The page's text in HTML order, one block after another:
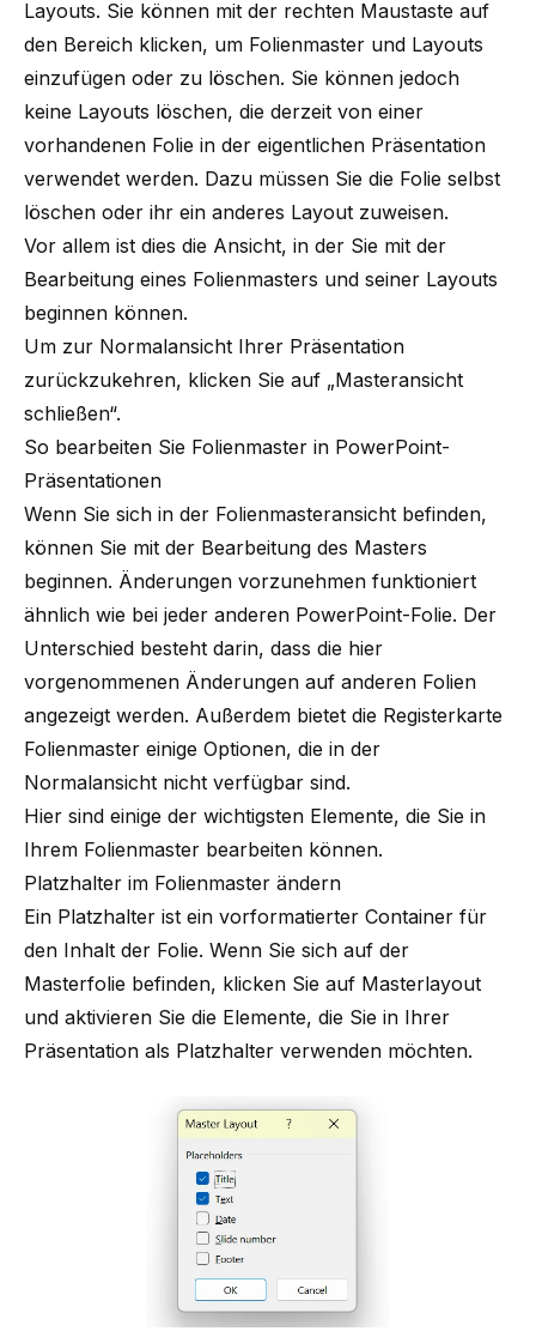
Layouts. Sie können mit der rechten Maustaste auf
den Bereich klicken, um Folienmaster und Layouts
einzufügen oder zu löschen. Sie können jedoch
keine Layouts löschen, die derzeit von einer
vorhandenen Folie in der eigentlichen Präsentation
verwendet werden. Dazu müssen Sie die Folie selbst
löschen oder ihr ein anderes Layout zuweisen.
Vor allem ist dies die Ansicht, in der Sie mit der
Bearbeitung eines Folienmasters und seiner Layouts
beginnen können.
Um zur Normalansicht Ihrer Präsentation
zurückzukehren, klicken Sie auf „Masteransicht
schließen“.
So bearbeiten Sie Folienmaster in PowerPoint-
Präsentationen
Wenn Sie sich in der Folienmasteransicht befinden,
können Sie mit der Bearbeitung des Masters
beginnen. Änderungen vorzunehmen funktioniert
ähnlich wie bei jeder anderen PowerPoint-Folie. Der
Unterschied besteht darin, dass die hier
vorgenommenen Änderungen auf anderen Folien
angezeigt werden. Außerdem bietet die Registerkarte
Folienmaster einige Optionen, die in der
Normalansicht nicht verfügbar sind.
Hier sind einige der wichtigsten Elemente, die Sie in
Ihrem Folienmaster bearbeiten können.
Platzhalter im Folienmaster ändern
Ein Platzhalter ist ein vorformatierter Container für
den Inhalt der Folie. Wenn Sie sich auf der
Masterfolie befinden, klicken Sie auf Masterlayout
und aktivieren Sie die Elemente, die Sie in Ihrer
Präsentation als Platzhalter verwenden möchten.